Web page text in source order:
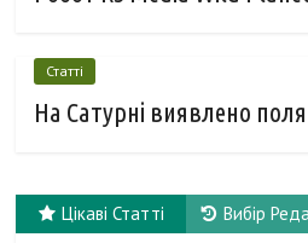
Статті
На Сатурні виявлено
Цікаві Статті Вибір